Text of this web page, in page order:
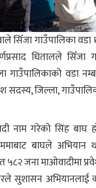
सिँजा गाउँपालिका
धितालले सिँजा
गाउँपालिकाको वडा
सदस्य, जिल्ला,
नाम गरेको सिंह
बाघले
५८२ जना माओवादीमा
सुशासन अभियानलाई